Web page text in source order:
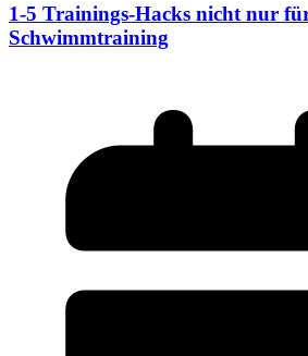
1-5 Trainings-Hacks nicht nur
Schwimmtraining